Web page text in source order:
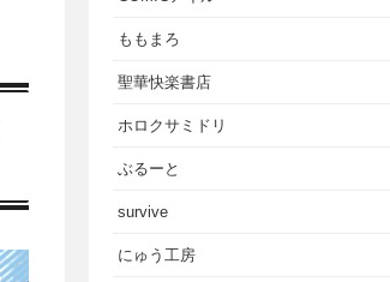
ももまろ
聖華快楽書店
ホロクサミドリ
ぶるーと
survive
にゅう工房